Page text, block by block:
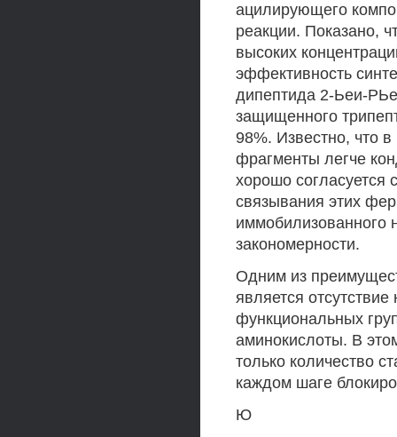
ацилирующего
реакции. Показано,
высоких
эффективность
дипептида 2-Ьеи-
защищенного
98%. Известно, что
фрагменты легче
хорошо согласуется
связывания этих
иммобилизованного
закономерности.
Одним из
является
функциональных
аминокислоты. В
только количество
каждом шаге
Ю